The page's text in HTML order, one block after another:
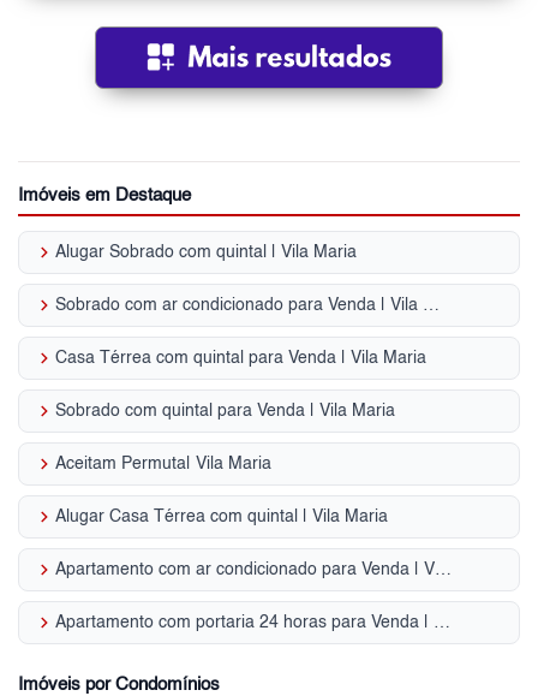
Imóveis em Destaque
keyboard_arrow_right Alugar Sobrado com quintal | Vila Maria
keyboard_arrow_right Sobrado com ar condicionado para Venda | Vila Maria
keyboard_arrow_right Casa Térrea com quintal para Venda | Vila Maria
keyboard_arrow_right Sobrado com quintal para Venda | Vila Maria
keyboard_arrow_right Aceitam Permuta| Vila Maria
keyboard_arrow_right Alugar Casa Térrea com quintal | Vila Maria
keyboard_arrow_right Apartamento com ar condicionado para Venda | Vila Maria
keyboard_arrow_right Apartamento com portaria 24 horas para Venda | Vila Maria
Imóveis por Condomínios